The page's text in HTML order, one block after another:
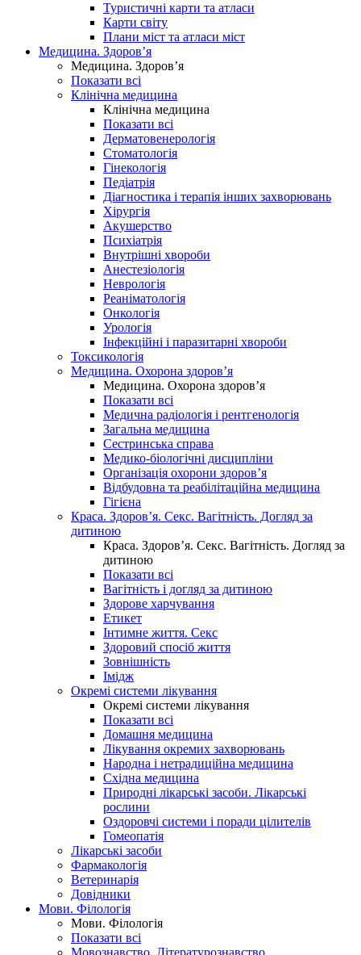
Туристичні карти та атласи
Карти світу
Плани міст та атласи міст
Медицина. Здоров’я
Медицина. Здоров’я
Показати всі
Клінічна медицина
Клінічна медицина
Показати всі
Дерматовенерологія
Стоматологія
Гінекологія
Педіатрія
Діагностика і терапія інших захворювань
Хірургія
Акушерство
Психіатрія
Внутрішні хвороби
Анестезіологія
Неврологія
Реаніматологія
Онкологія
Урологія
Інфекційні і паразитарні хвороби
Токсикологія
Медицина. Охорона здоров’я
Медицина. Охорона здоров’я
Показати всі
Медична радіологія і рентгенологія
Загальна медицина
Сестринська справа
Медико-біологічні дисципліни
Організація охорони здоров’я
Відбудовна та реабілітаційна медицина
Гігієна
Краса. Здоров’я. Секс. Вагітність. Догляд за
дитиною
Краса. Здоров’я. Секс. Вагітність. Догляд за
дитиною
Показати всі
Вагітність і догляд за дитиною
Здорове харчування
Етикет
Інтимне життя. Секс
Здоровий спосіб життя
Зовнішність
Імідж
Окремі системи лікування
Окремі системи лікування
Показати всі
Домашня медицина
Лікування окремих захворювань
Народна і нетрадиційна медицина
Східна медицина
Природні лікарські засоби. Лікарські
рослини
Оздоровчі системи і поради цілителів
Гомеопатія
Лікарські засоби
Фармакологія
Ветеринарія
Довідники
Мови. Філологія
Мови. Філологія
Показати всі
Мовознавство. Літературознавство